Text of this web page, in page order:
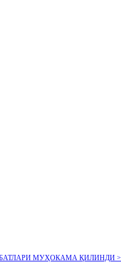
МУҲОКАМА ҚИЛИНДИ >